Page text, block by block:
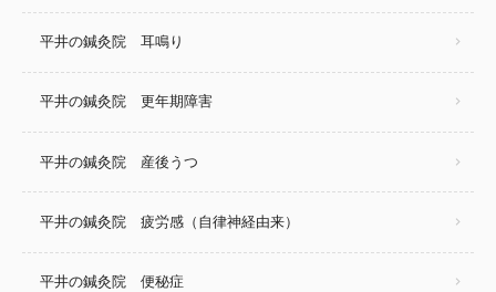
平井の鍼灸院 耳鳴り
平井の鍼灸院 更年期障害
平井の鍼灸院 産後うつ
平井の鍼灸院 疲労感（自律神経由来）
平井の鍼灸院 便秘症